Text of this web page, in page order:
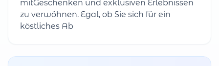
mitGeschenken und exklusiven Erlebnissen
zu verwöhnen. Egal, ob Sie sich für ein
köstliches Ab